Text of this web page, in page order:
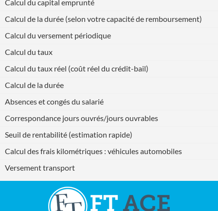
Calcul du capital emprunté
Calcul de la durée (selon votre capacité de remboursement)
Calcul du versement périodique
Calcul du taux
Calcul du taux réel (coût réel du crédit-bail)
Calcul de la durée
Absences et congés du salarié
Correspondance jours ouvrés/jours ouvrables
Seuil de rentabilité (estimation rapide)
Calcul des frais kilométriques : véhicules automobiles
Versement transport